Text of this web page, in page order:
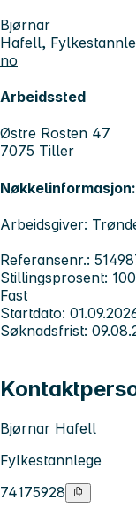
Bjørnar
Hafell,
no
Arbeidssted
Østre Rosten 47
7075 Tiller
Nøkkelinformasjon:
Arbeidsgiver:
Referansenr.:
Stillingsprosent:
Fast
Startdato:
Søknadsfrist:
Bjørnar Hafell
Fylkestannlege
74175928